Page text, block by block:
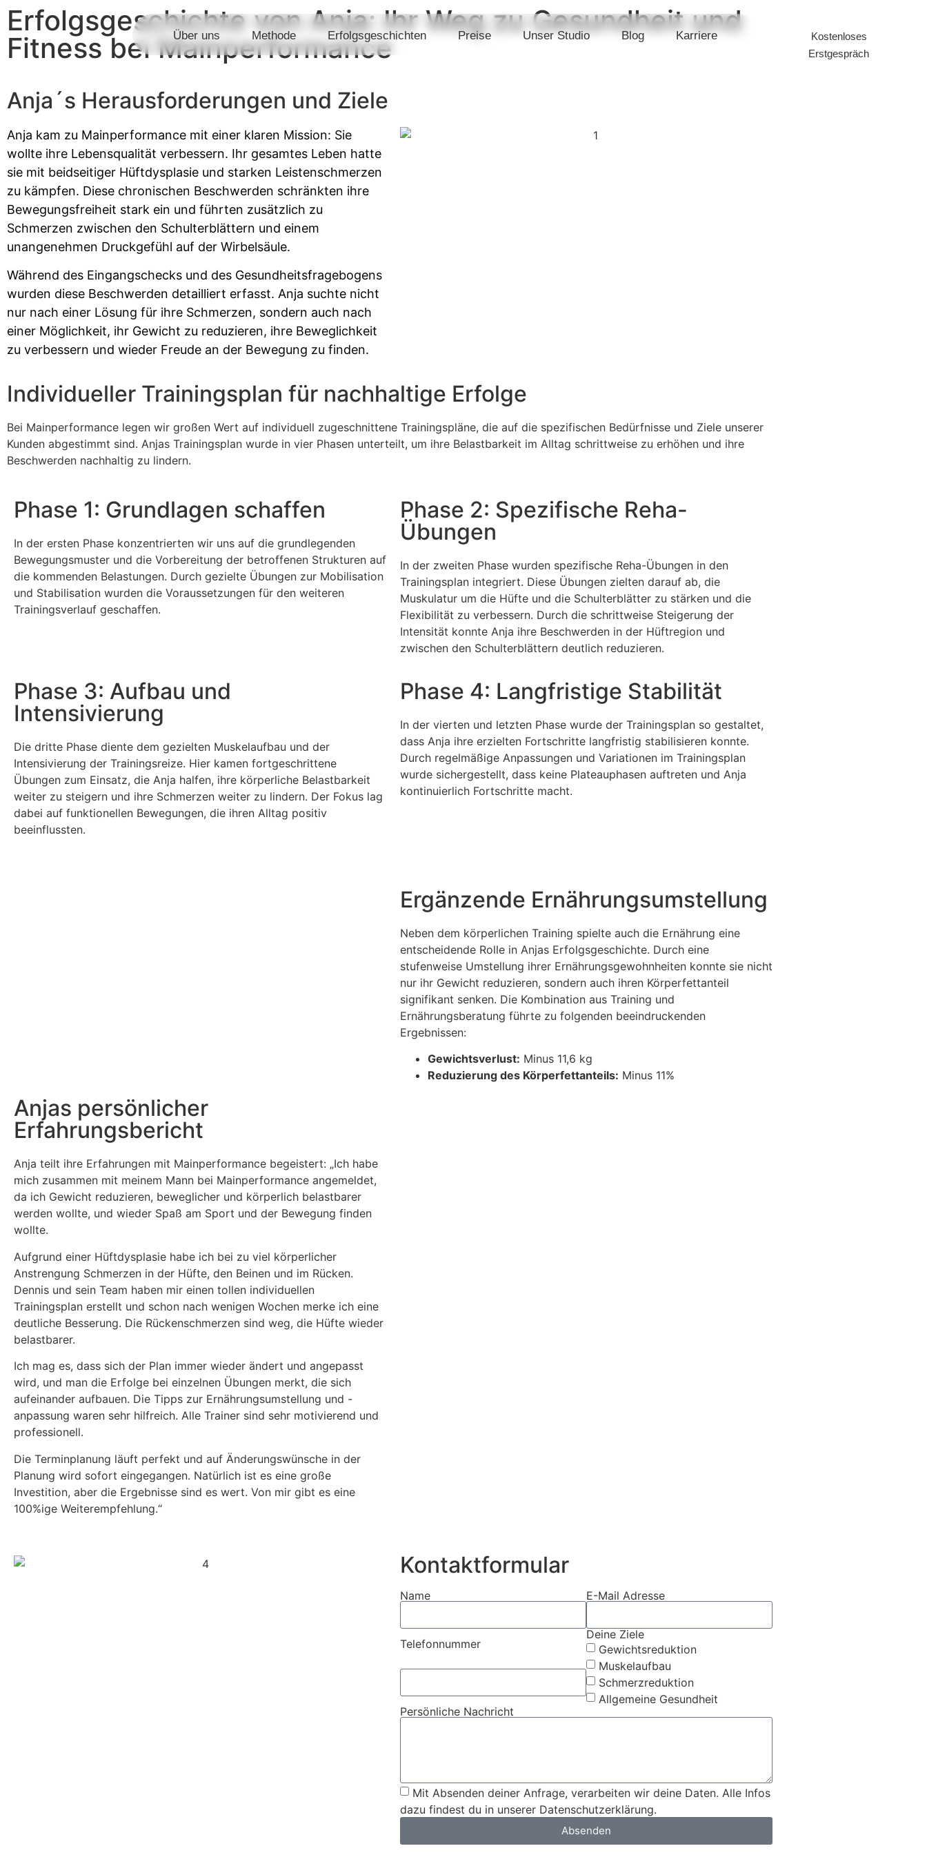
Über uns Methode Erfolgsgeschichten Preise Unser Studio Blog Karriere
Kostenloses
Erstgespräch
Erfolgsgeschichte von Anja: Ihr Weg zu Gesundheit und
Fitness bei Mainperformance
Anja´s Herausforderungen und Ziele
Anja kam zu Mainperformance mit einer klaren Mission: Sie
wollte ihre Lebensqualität verbessern. Ihr gesamtes Leben hatte
sie mit beidseitiger Hüftdysplasie und starken Leistenschmerzen
zu kämpfen. Diese chronischen Beschwerden schränkten ihre
Bewegungsfreiheit stark ein und führten zusätzlich zu
Schmerzen zwischen den Schulterblättern und einem
unangenehmen Druckgefühl auf der Wirbelsäule.
Während des Eingangschecks und des Gesundheitsfragebogens
wurden diese Beschwerden detailliert erfasst. Anja suchte nicht
nur nach einer Lösung für ihre Schmerzen, sondern auch nach
einer Möglichkeit, ihr Gewicht zu reduzieren, ihre Beweglichkeit
zu verbessern und wieder Freude an der Bewegung zu finden.
Individueller Trainingsplan für nachhaltige Erfolge
Bei Mainperformance legen wir großen Wert auf individuell zugeschnittene Trainingspläne, die auf die spezifischen Bedürfnisse und Ziele unserer
Kunden abgestimmt sind. Anjas Trainingsplan wurde in vier Phasen unterteilt, um ihre Belastbarkeit im Alltag schrittweise zu erhöhen und ihre
Beschwerden nachhaltig zu lindern.
Phase 1: Grundlagen schaffen
In der ersten Phase konzentrierten wir uns auf die grundlegenden
Bewegungsmuster und die Vorbereitung der betroffenen Strukturen auf
die kommenden Belastungen. Durch gezielte Übungen zur Mobilisation
und Stabilisation wurden die Voraussetzungen für den weiteren
Trainingsverlauf geschaffen.
Phase 2: Spezifische Reha-
Übungen
In der zweiten Phase wurden spezifische Reha-Übungen in den
Trainingsplan integriert. Diese Übungen zielten darauf ab, die
Muskulatur um die Hüfte und die Schulterblätter zu stärken und die
Flexibilität zu verbessern. Durch die schrittweise Steigerung der
Intensität konnte Anja ihre Beschwerden in der Hüftregion und
zwischen den Schulterblättern deutlich reduzieren.
Phase 3: Aufbau und
Intensivierung
Die dritte Phase diente dem gezielten Muskelaufbau und der
Intensivierung der Trainingsreize. Hier kamen fortgeschrittene
Übungen zum Einsatz, die Anja halfen, ihre körperliche Belastbarkeit
weiter zu steigern und ihre Schmerzen weiter zu lindern. Der Fokus lag
dabei auf funktionellen Bewegungen, die ihren Alltag positiv
beeinflussten.
Phase 4: Langfristige Stabilität
In der vierten und letzten Phase wurde der Trainingsplan so gestaltet,
dass Anja ihre erzielten Fortschritte langfristig stabilisieren konnte.
Durch regelmäßige Anpassungen und Variationen im Trainingsplan
wurde sichergestellt, dass keine Plateauphasen auftreten und Anja
kontinuierlich Fortschritte macht.
Ergänzende Ernährungsumstellung
Neben dem körperlichen Training spielte auch die Ernährung eine
entscheidende Rolle in Anjas Erfolgsgeschichte. Durch eine
stufenweise Umstellung ihrer Ernährungsgewohnheiten konnte sie nicht
nur ihr Gewicht reduzieren, sondern auch ihren Körperfettanteil
signifikant senken. Die Kombination aus Training und
Ernährungsberatung führte zu folgenden beeindruckenden
Ergebnissen:
Gewichtsverlust: Minus 11,6 kg
Reduzierung des Körperfettanteils: Minus 11%
Anjas persönlicher
Erfahrungsbericht
Anja teilt ihre Erfahrungen mit Mainperformance begeistert: „Ich habe
mich zusammen mit meinem Mann bei Mainperformance angemeldet,
da ich Gewicht reduzieren, beweglicher und körperlich belastbarer
werden wollte, und wieder Spaß am Sport und der Bewegung finden
wollte.
Aufgrund einer Hüftdysplasie habe ich bei zu viel körperlicher
Anstrengung Schmerzen in der Hüfte, den Beinen und im Rücken.
Dennis und sein Team haben mir einen tollen individuellen
Trainingsplan erstellt und schon nach wenigen Wochen merke ich eine
deutliche Besserung. Die Rückenschmerzen sind weg, die Hüfte wieder
belastbarer.
Ich mag es, dass sich der Plan immer wieder ändert und angepasst
wird, und man die Erfolge bei einzelnen Übungen merkt, die sich
aufeinander aufbauen. Die Tipps zur Ernährungsumstellung und -
anpassung waren sehr hilfreich. Alle Trainer sind sehr motivierend und
professionell.
Die Terminplanung läuft perfekt und auf Änderungswünsche in der
Planung wird sofort eingegangen. Natürlich ist es eine große
Investition, aber die Ergebnisse sind es wert. Von mir gibt es eine
100%ige Weiterempfehlung.“
Kontaktformular
Name E-Mail Adresse
Telefonnummer
Deine Ziele
Gewichtsreduktion
Muskelaufbau
Schmerzreduktion
Allgemeine Gesundheit
Persönliche Nachricht
Mit Absenden deiner Anfrage, verarbeiten wir deine Daten. Alle Infos
dazu findest du in unserer Datenschutzerklärung.
Absenden